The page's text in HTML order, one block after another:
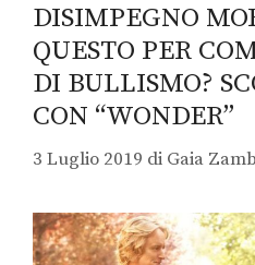
DISIMPEGNO
QUESTO PER
DI BULLISMO?
CON “WONDER”
3 Luglio 2019 di Gaia